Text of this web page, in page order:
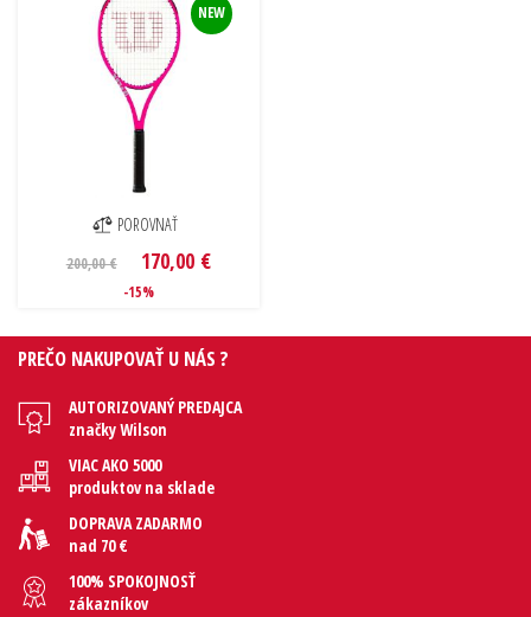
NEW
POROVNAŤ
200,00 € 170,00 €
-15%
PREČO NAKUPOVAŤ U NÁS ?
AUTORIZOVANÝ PREDAJCA
značky Wilson
VIAC AKO 5000
produktov na sklade
DOPRAVA ZADARMO
nad 70 €
100% SPOKOJNOSŤ
zákazníkov